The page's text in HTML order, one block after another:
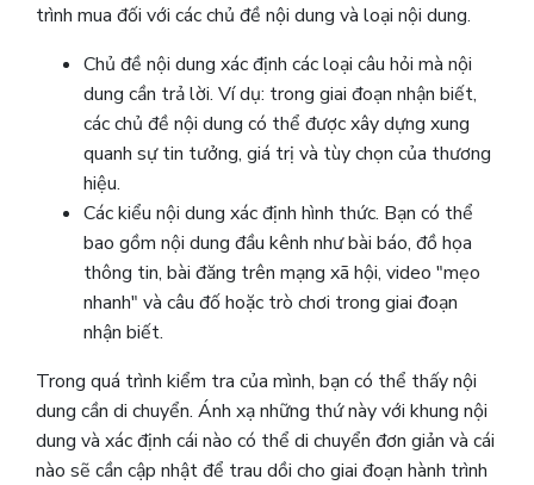
trình mua đối với các chủ đề nội dung và loại nội dung.
Chủ đề nội dung xác định các loại câu hỏi mà nội
dung cần trả lời. Ví dụ: trong giai đoạn nhận biết,
các chủ đề nội dung có thể được xây dựng xung
quanh sự tin tưởng, giá trị và tùy chọn của thương
hiệu.
Các kiểu nội dung xác định hình thức. Bạn có thể
bao gồm nội dung đầu kênh như bài báo, đồ họa
thông tin, bài đăng trên mạng xã hội, video "mẹo
nhanh" và câu đố hoặc trò chơi trong giai đoạn
nhận biết.
Trong quá trình kiểm tra của mình, bạn có thể thấy nội
dung cần di chuyển. Ánh xạ những thứ này với khung nội
dung và xác định cái nào có thể di chuyển đơn giản và cái
nào sẽ cần cập nhật để trau dồi cho giai đoạn hành trình